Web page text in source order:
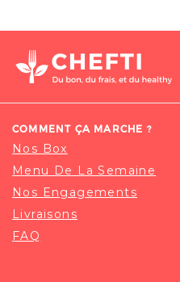
COMMENT ÇA MARCHE ?
Nos Box
Menu De La Semaine
Nos Engagements
Livraisons
FAQ